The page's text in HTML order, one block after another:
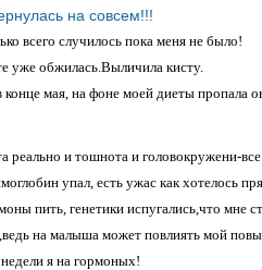
на совсем!!!
всего случилось пока меня не было!
уже обжилась.Выличила кисту.
конце мая, на фоне моей диеты пропала
реально и тошнота и головокружени-
упал, есть ужас как хотелось
пить, генетики испугались,что мне
на малыша может повлиять мой
я на гормоных!